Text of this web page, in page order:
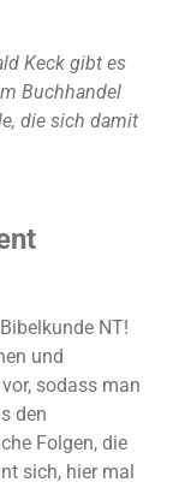
Keck gibt es
Buchhandel
die sich damit
NT!
und
sodass man
den
Folgen, die
sich, hier mal